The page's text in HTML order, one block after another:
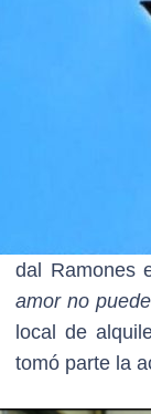
dal Ramones
amor no
local de
tomó parte la